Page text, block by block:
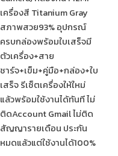
เครื่องสี Titanium Gray
สภาพสวย93% อุปกรณ์
ครบกล่องพร้อมใบเสร็จมี
ตัวเครื่อง+สาย
ชาร์จ+เข็ม+คู่มือ+กล่อง+ใบ
เสร็จ รีเซ็ตเครื่องให้ใหม่
แล้วพร้อมใช้งานได้ทันที ไม่
ติดAccount Gmail ไม่ติด
สัญญารายเดือน ประกัน
หมดแล้วแต่ใช้งานได้100%